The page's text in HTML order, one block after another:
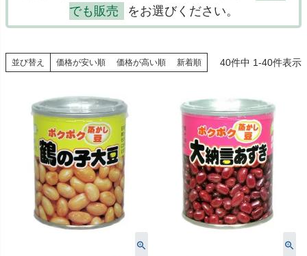
でも販売
をお選びください。
並び替え 価格が安い順 価格が高い順 新着順 40件中 1-40件表示